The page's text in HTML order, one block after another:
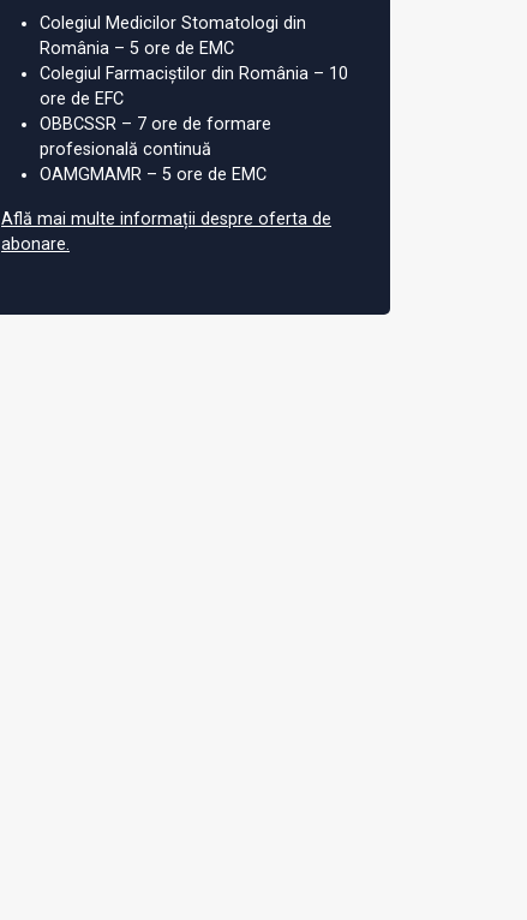
Colegiul Medicilor Stomatologi din
România – 5 ore de EMC
Colegiul Farmaciștilor din România – 10
ore de EFC
OBBCSSR – 7 ore de formare
profesională continuă
OAMGMAMR – 5 ore de EMC
Află mai multe informații despre oferta de
abonare.